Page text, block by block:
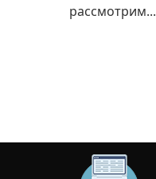
рассмотрим...